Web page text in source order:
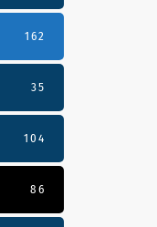
162
35
104
86